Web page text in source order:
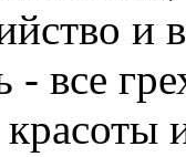
и
- все